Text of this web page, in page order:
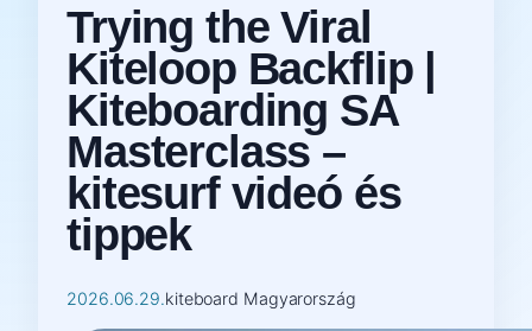
Trying the Viral
Kiteloop Backflip |
Kiteboarding SA
Masterclass –
kitesurf videó és
tippek
2026.06.29.kiteboard Magyarország